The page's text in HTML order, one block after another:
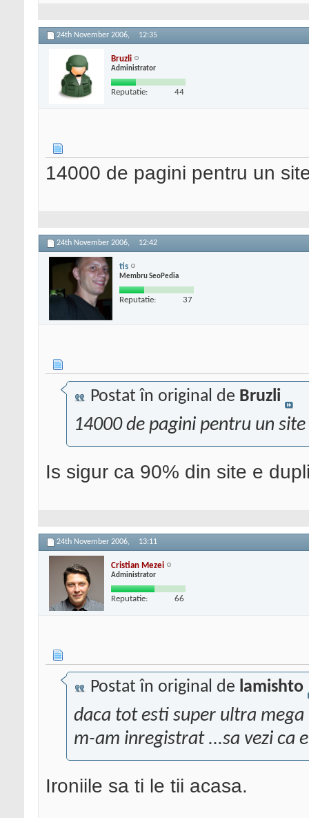
24th November 2006, 12:35
Bruzli
Administrator
Reputatie: 44
14000 de pagini pentru un
24th November 2006, 12:42
tis
Membru SeoPedia
Reputatie: 37
Postat în original de Bruzli
14000 de pagini pentru un
Is sigur ca 90% din site e
24th November 2006, 13:11
Cristian Mezei
Administrator
Reputatie: 66
Postat în original de lamishto
daca tot esti super ultra
m-am inregistrat ...sa vezi ca
Ironiile sa ti le tii acasa.